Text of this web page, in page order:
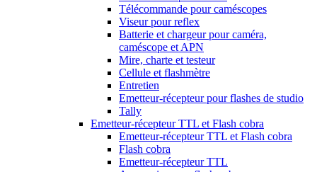
Télécommande pour caméscopes
Viseur pour reflex
Batterie et chargeur pour caméra,
caméscope et APN
Mire, charte et testeur
Cellule et flashmètre
Entretien
Emetteur-récepteur pour flashes de studio
Tally
Emetteur-récepteur TTL et Flash cobra
Emetteur-récepteur TTL et Flash cobra
Flash cobra
Emetteur-récepteur TTL